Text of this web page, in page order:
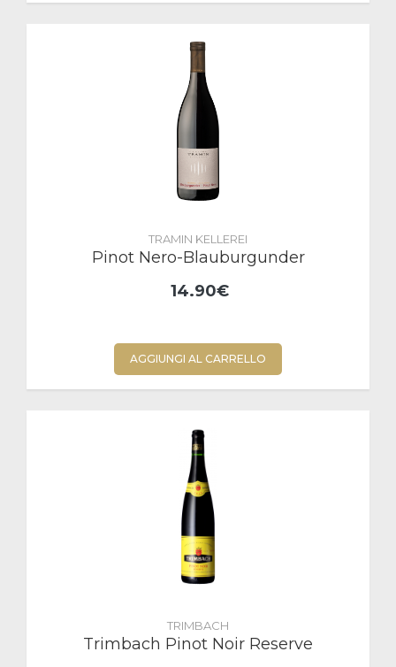
TRAMIN KELLEREI
Pinot Nero-Blauburgunder
14.90€
AGGIUNGI AL CARRELLO
TRIMBACH
Trimbach Pinot Noir Reserve